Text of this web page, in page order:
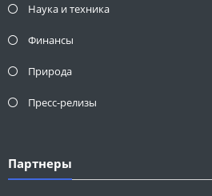
Наука и техника
Финансы
Природа
Пресс-релизы
Партнеры